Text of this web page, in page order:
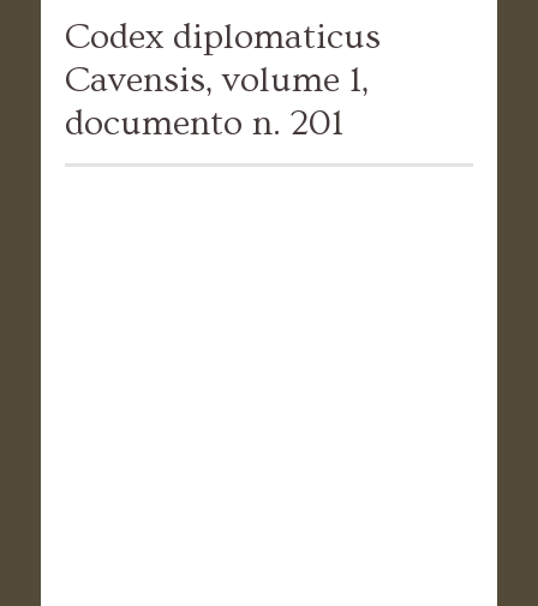
Codex diplomaticus
Cavensis, volume 1,
documento n. 201